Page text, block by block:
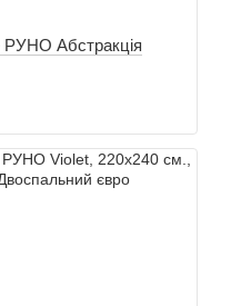
РУНО Абстракція